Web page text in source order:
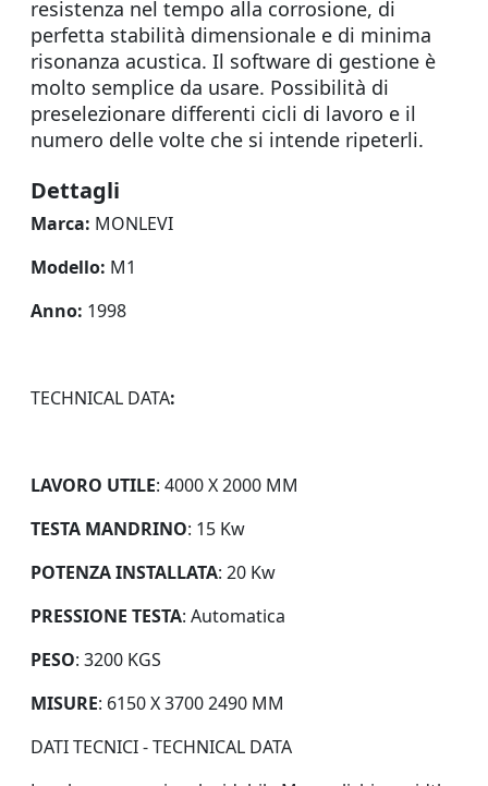
resistenza nel tempo alla corrosione, di
perfetta stabilità dimensionale e di minima
risonanza acustica. Il software di gestione è
molto semplice da usare. Possibilità di
preselezionare differenti cicli di lavoro e il
numero delle volte che si intende ripeterli.
Dettagli
Marca: MONLEVI
Modello: M1
Anno: 1998
TECHNICAL DATA:
LAVORO UTILE: 4000 X 2000 MM
TESTA MANDRINO: 15 Kw
POTENZA INSTALLATA: 20 Kw
PRESSIONE TESTA: Automatica
PESO: 3200 KGS
MISURE: 6150 X 3700 2490 MM
DATI TECNICI - TECHNICAL DATA